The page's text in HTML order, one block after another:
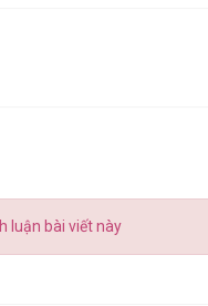
luận bài viết này